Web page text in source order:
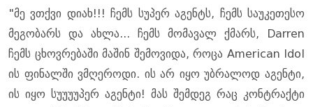
"მე ვთქვი დიახ!!! ჩემს სუ­პერ აგენტს, ჩემს სა­უ­კე­თე­სო
მე­გო­ბარს და ახლა... ჩემს მო­მა­ვალ ქმარს, Darren
ჩემს ცხოვ­რე­ბა­ში მა­შინ შე­მო­ვი­და, როცა American Idol
ის ფი­ნალ­ში ვმღე­რო­დი. ის არ იყო უბ­რა­ლოდ აგენ­ტი,
ის იყო სუ­უ­უ­უ­პერ აგენ­ტი! მას შემ­დეგ რაც კონ­ტრაქ­ტი